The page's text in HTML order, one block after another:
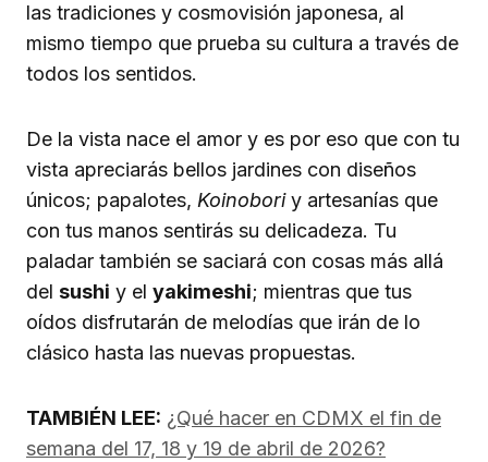
las tradiciones y cosmovisión japonesa, al
mismo tiempo que prueba su cultura a través de
todos los sentidos.
De la vista nace el amor y es por eso que con tu
vista apreciarás bellos jardines con diseños
únicos; papalotes, Koinoboriy artesanías que
con tus manos sentirás su delicadeza. Tu
paladar también se saciará con cosas más allá
del sushi y el yakimeshi; mientras que tus
oídos disfrutarán de melodías que irán de lo
clásico hasta las nuevas propuestas.
TAMBIÉN LEE: ¿Qué hacer en CDMX el fin de
semana del 17, 18 y 19 de abril de 2026?